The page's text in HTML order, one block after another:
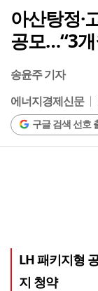
아산탕정·
공모…“3
송윤주 기자
에너지경제신문
구글 검색 선호
LH 패키지형
지 청약